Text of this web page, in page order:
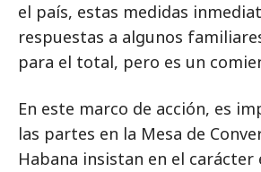
el país, estas medidas
respuestas a algunos
para el total, pero es un
En este marco de acción, es
las partes en la Mesa de
Habana insistan en el